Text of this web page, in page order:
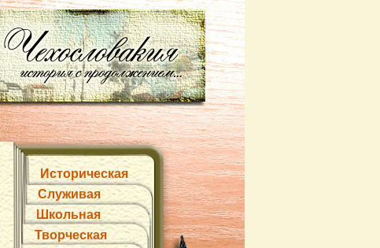
Историческая
Служивая
Школьная
Творческая